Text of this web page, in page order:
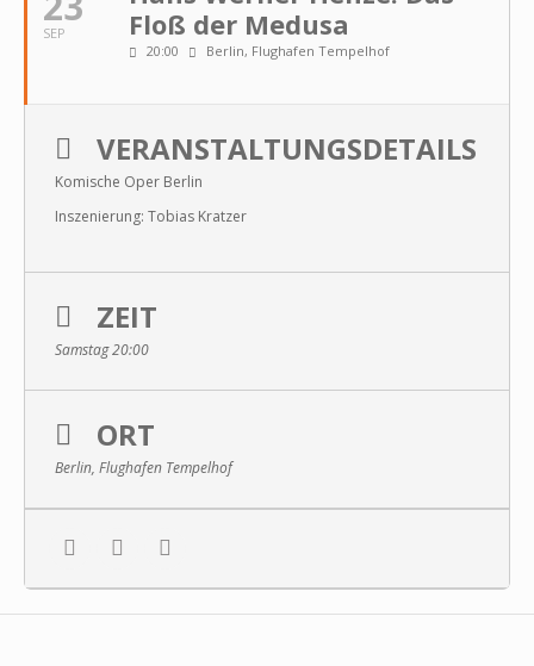
SEP
Floß der Medusa
20:00 Berlin, Flughafen Tempelhof
VERANSTALTUNGSDETAILS
Komische Oper Berlin
Inszenierung: Tobias Kratzer
ZEIT
Samstag 20:00
ORT
Berlin, Flughafen Tempelhof